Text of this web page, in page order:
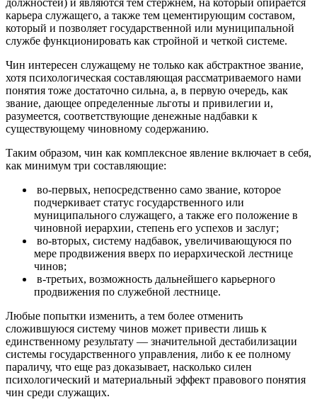
карьера служащего, а также тем цемен­тирующим составом,
который и позволяет государственной или му­ниципальной
службе функционировать как стройной и четкой сис­теме.
Чин интересен служащему не только как абстрактное звание,
хотя психологическая составляющая рассматриваемого нами
понятия тоже достаточно сильна, а, в первую очередь, как
звание, дающее определенные льготы и привилегии и,
разумеется, соответствующие денежные надбавки к
существующему чиновному содержанию.
Таким образом, чин как комплексное явление включает в себя,
как минимум три составляющие:
во-первых, непосредственно само звание, которое
подчер­кивает статус государственного или
муниципального служащего, а также его положение в
чиновной иерархии, степень его успехов и заслуг;
во-вторых, систему надбавок, увеличивающуюся по
мере продвижения вверх по иерархической лестнице
чинов;
в-третьих, возможность дальнейшего карьерного
продви­жения по служебной лестнице.
Любые попытки изменить, а тем более отменить
сложившуюся систему чинов может привести лишь к
единственному результату — значительной дестабилизации
системы государственного управления, либо к ее полному
параличу, что еще раз доказывает, насколько силен
психологический и материальный эффект правового понятия
чин среди служащих.